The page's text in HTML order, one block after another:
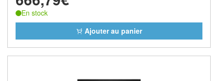
En stock
Ajouter au panier